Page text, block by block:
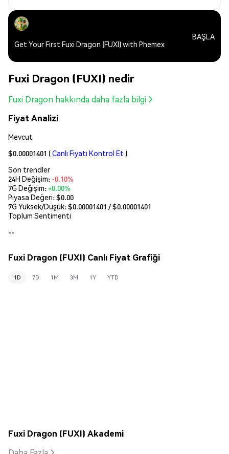
Get Your First Fuxi Dragon (FUXI) with Phemex
BAŞLA
Fuxi Dragon (FUXI) nedir
Fuxi Dragon hakkında daha fazla bilgi
Fiyat Analizi
Mevcut
$0.00001401 (Canlı Fiyatı Kontrol Et )
Son trendler
24H Değişim: -0.10%
7G Değişim:+0.00%
Piyasa Değeri:$0.00
7G Yüksek/Düşük: $0.00001401 / $0.00001401
Toplum Sentimenti
--
Fuxi Dragon (FUXI) Canlı Fiyat Grafiği
1D 7D 1M 3M 1Y YTD
Fuxi Dragon (FUXI) Akademi